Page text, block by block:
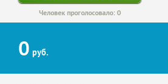
Человек проголосовало: 0
0 руб.